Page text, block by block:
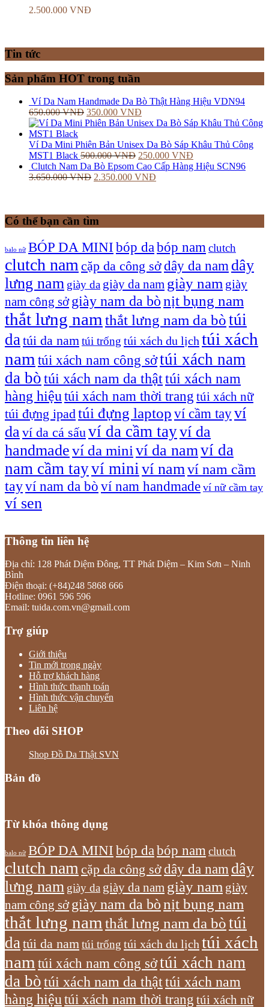
2.500.000 VNĐ
Tin tức
Sản phẩm HOT trong tuần
Ví Da Nam Handmade Da Bò Thật Hàng Hiệu VDN94
650.000VNĐ 350.000 VNĐ
Ví Da Mini Phiên Bản Unisex Da Bò Sáp Khâu Thủ Công
MST1 Black 500.000VNĐ 250.000 VNĐ
Clutch Nam Da Bò Epsom Cao Cấp Hàng Hiệu SCN96
3.650.000VNĐ 2.350.000 VNĐ
Có thể bạn cần tìm
balo nữ BÓP DA MINI bóp da bóp nam clutch
clutch nam cặp da công sởdây da nam dây
lưng nam giày da giày da nam giày nam giày
nam công sở giày nam da bònịt bụng nam
thắt lưng nam thắt lưng nam da bòtúi
da túi da namtúi trống túi xách du lịch túi xách
nam túi xách nam công sởtúi xách nam
da bòtúi xách nam da thậttúi xách nam
hàng hiệu túi xách nam thời trang túi xách nữ
túi đựng ipadtúi đựng laptop ví cầm tayví
daví da cá sấu ví da cầm tayví da
handmadeví da mini ví da namví da
nam cầm tayví mini ví namví nam cầm
tayví nam da bò ví nam handmade ví nữ cầm tay
ví sen
Thông tin liên hệ
Địa chỉ: 128 Phát Diệm Đông, TT Phát Diệm – Kim Sơn – Ninh
Bình
Điện thoại: (+84)248 5868 666
Hotline: 0961 596 596
Email: tuida.com.vn@gmail.com
Trợ giúp
Giới thiệu
Tin mới trong ngày
Hỗ trợ khách hàng
Hình thức thanh toán
Hình thức vận chuyển
Liên hệ
Theo dõi SHOP
Shop Đồ Da Thật SVN
Bản đồ
Từ khóa thông dụng
balo nữ BÓP DA MINI bóp dabóp nam clutch
clutch nam cặp da công sởdây da nam dây
lưng nam giày da giày da nam giày nam giày
nam công sở giày nam da bònịt bụng nam
thắt lưng nam thắt lưng nam da bòtúi
datúi da namtúi trống túi xách du lịch túi xách
nam túi xách nam công sởtúi xách nam
da bòtúi xách nam da thậttúi xách nam
hàng hiệu túi xách nam thời trang túi xách nữ